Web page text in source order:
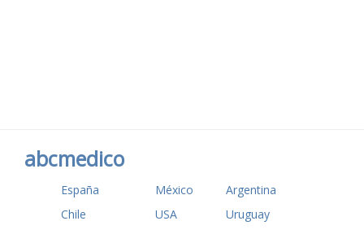
abcmedico
España México
Argentina
Chile
USA
Uruguay